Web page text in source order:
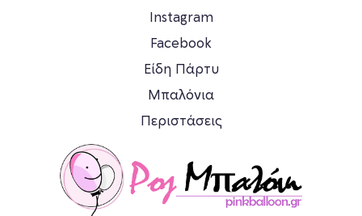
Instagram
Facebook
Είδη Πάρτυ
Μπαλόνια
Περιστάσεις